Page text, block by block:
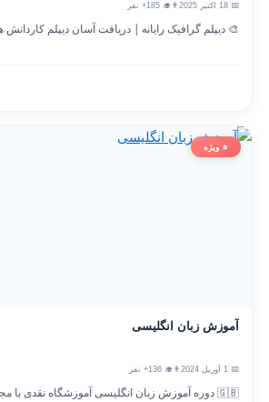
👨‍🎓 185+ نفر
🎨 دیپلم گرافیک رایانه | دریافت آسان دیپلم کاردانش
⭐ ویژه
آموزش زبان انگلیسی
👨‍🎓 136+ نفر
🇬🇧 دوره آموزش زبان انگلیسی آموزشگاه نقدی با مجوز رسمی از وزارت...